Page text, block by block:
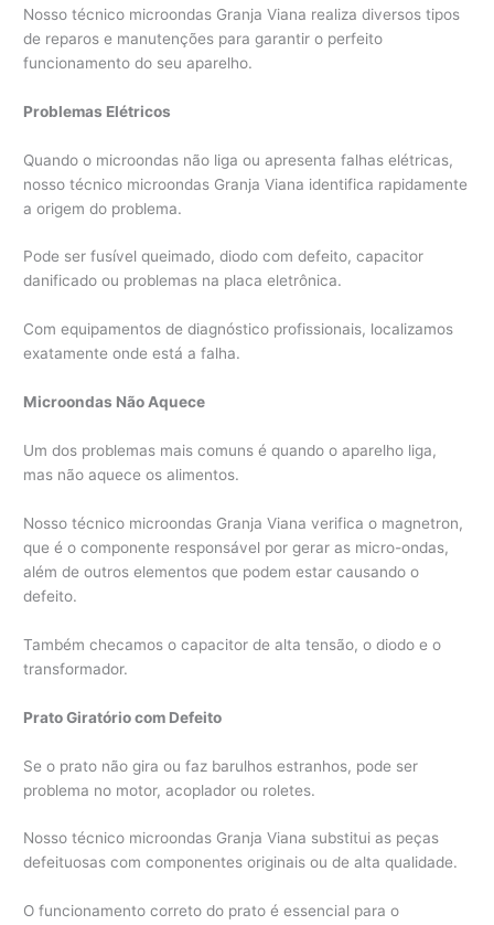
Nosso técnico microondas Granja Viana realiza diversos tipos
de reparos e manutenções para garantir o perfeito
funcionamento do seu aparelho.
Problemas Elétricos
Quando o microondas não liga ou apresenta falhas elétricas,
nosso técnico microondas Granja Viana identifica rapidamente
a origem do problema.
Pode ser fusível queimado, diodo com defeito, capacitor
danificado ou problemas na placa eletrônica.
Com equipamentos de diagnóstico profissionais, localizamos
exatamente onde está a falha.
Microondas Não Aquece
Um dos problemas mais comuns é quando o aparelho liga,
mas não aquece os alimentos.
Nosso técnico microondas Granja Viana verifica o magnetron,
que é o componente responsável por gerar as micro-ondas,
além de outros elementos que podem estar causando o
defeito.
Também checamos o capacitor de alta tensão, o diodo e o
transformador.
Prato Giratório com Defeito
Se o prato não gira ou faz barulhos estranhos, pode ser
problema no motor, acoplador ou roletes.
Nosso técnico microondas Granja Viana substitui as peças
defeituosas com componentes originais ou de alta qualidade.
O funcionamento correto do prato é essencial para o